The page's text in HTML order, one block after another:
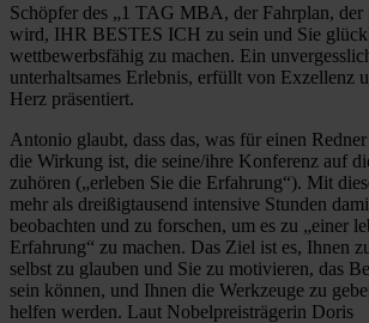
Schöpfer des „1 TAG MBA, der Fahrplan, der
wird, IHR BESTES ICH zu sein und Sie
wettbewerbsfähig zu machen. Ein
unterhaltsames Erlebnis, erfüllt von Exzellenz
Herz präsentiert.
Antonio glaubt, dass das, was für einen
die Wirkung ist, die seine/ihre Konferenz auf
zuhören („erleben Sie die Erfahrung“). Mit
mehr als dreißigtausend intensive Stunden
beobachten und zu forschen, um es zu „einer
Erfahrung“ zu machen. Das Ziel ist es, Ihnen
selbst zu glauben und Sie zu motivieren, das
sein können, und Ihnen die Werkzeuge zu
helfen werden. Laut Nobelpreisträgerin Doris